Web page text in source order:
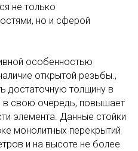
не только
но и сферой
особенностью
открытой резьбы.,
достаточную толщину в
в свою очередь, повышает
элемента. Данные стойки
монолитных перекрытий
и на высоте не более